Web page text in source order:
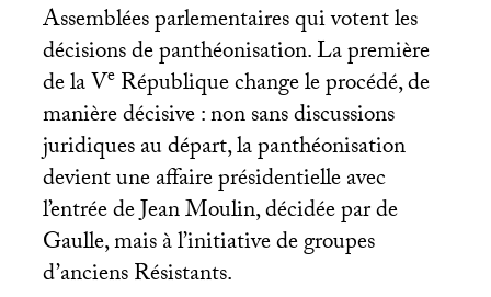
Assemblées parlementaires qui votent les
décisions de panthéonisation. La première
de la VeRépublique change le procédé, de
manière décisive : non sans discussions
juridiques au départ, la panthéonisation
devient une affaire présidentielle avec
l’entrée de Jean Moulin, décidée par de
Gaulle, mais à l’initiative de groupes
d’anciens Résistants.